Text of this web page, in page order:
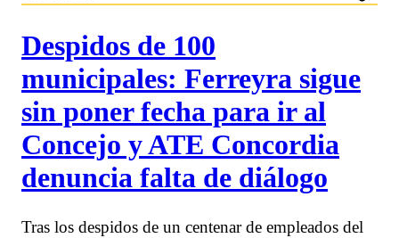
Despidos de 100
municipales: Ferreyra sigue
sin poner fecha para ir al
Concejo y ATE Concordia
denuncia falta de diálogo
Tras los despidos de un centenar de empleados del